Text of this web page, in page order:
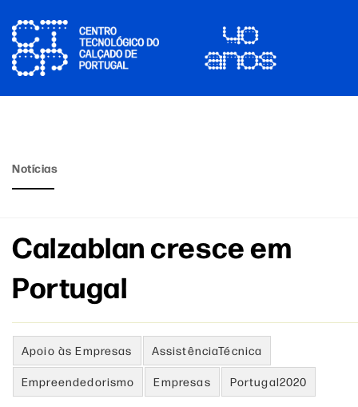
Notícias
Calzablan cresce em
Portugal
Apoio às Empresas AssistênciaTécnica
Empreendedorismo Empresas Portugal2020